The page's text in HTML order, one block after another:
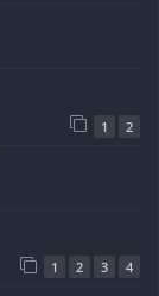
1 2
1 2 3 4